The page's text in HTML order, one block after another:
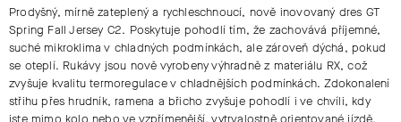
Prodyšný, mírně zateplený a rychleschnoucí, nově inovovaný dres GT
Spring Fall Jersey C2. Poskytuje pohodlí tím, že zachovává příjemné,
suché mikroklima v chladných podmínkách, ale zároveň dýchá, pokud
se oteplí. Rukávy jsou nově vyrobeny výhradně z materiálu RX, což
zvyšuje kvalitu termoregulace v chladnějších podmínkách. Zdokonalení
střihu přes hrudník, ramena a břicho zvyšuje pohodlí i ve chvíli, kdy
jste mimo kolo nebo ve vzpřímenější, vytrvalostně orientované jízdě.